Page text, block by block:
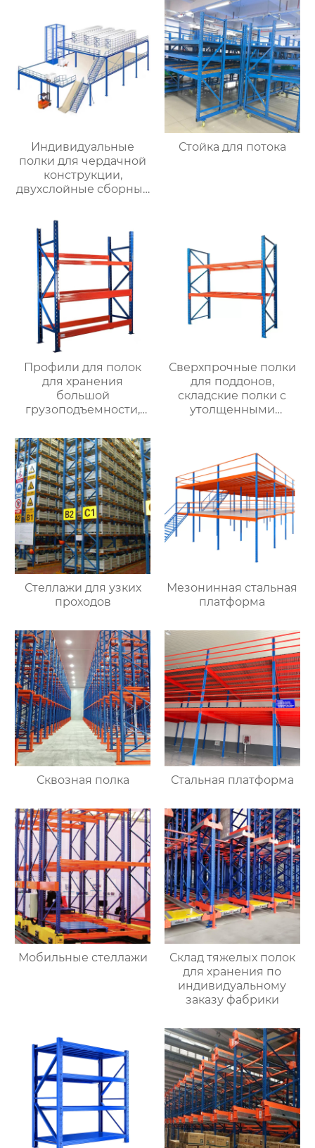
Индивидуальные
полки для чердачной
конструкции,
двухслойные сборные
хранения стальной
конструкции, съемные
полки для чердачной
платформы
Стойка для потока
Профили для полок
для хранения
большой
грузоподъемности,
оптовых утолщенных
складских полок,
большие балочные
полки для большой
грузоподъемности
через
Сверхпрочные полки
для поддонов,
складские полки с
утолщенными
крупногабаритные
полки для хранения с
высокой нагрузкой,
оптовая торговля
Стеллажи для узких
проходов
Мезонинная стальная
платформа
Сквозная полка Стальная платформа
Мобильные стеллажи
Склад тяжелых полок
для хранения по
индивидуальному
заказу фабрики